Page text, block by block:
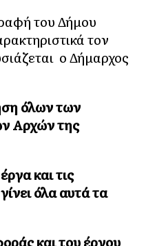
του Δήμου
τον
ο Δήμαρχος
όλων των
Αρχών της
και τις
όλα αυτά τα
και του έργου